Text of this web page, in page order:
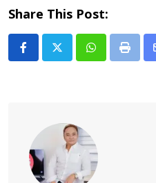
Share This Post:
Whatsapp
Print